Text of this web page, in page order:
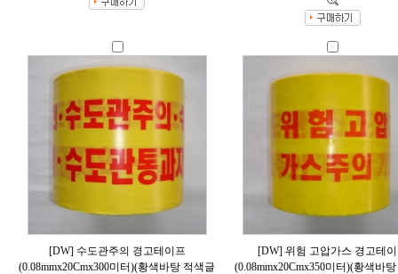
[DW] 수도관주의 경고테이프
(0.08mmx20Cmx300미터)(황색바탕 적색글
[DW] 위험 고압가스 경고테
(0.08mmx20Cmx350미터)(황색바